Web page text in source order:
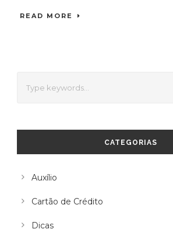
READ MORE
CATEGORIAS
Auxílio
Cartão de Crédito
Dicas